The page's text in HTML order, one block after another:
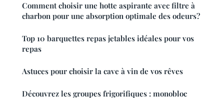
Comment choisir une hotte aspirante avec filtre à
charbon pour une absorption optimale des odeurs?
Top 10 barquettes repas jetables idéales pour vos
repas
Astuces pour choisir la cave à vin de vos rêves
Découvrez les groupes frigorifiques : monobloc